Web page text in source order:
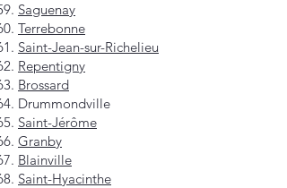
Saguenay
Terrebonne
Saint-Jean-sur-Richelieu
Repentigny
Brossard
Drummondville
Saint-Jérôme
Granby
Blainville
Saint-Hyacinthe